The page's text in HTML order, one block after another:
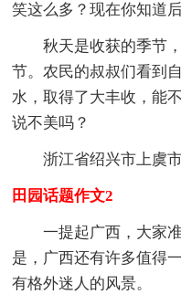
笑这么多？现在你知道
秋天是收获的季节
节。农民的叔叔们看到
水，取得了大丰收，能
说不美吗？
浙江省绍兴市上虞
田园话题作文2
一提起广西，大家
是，广西还有许多值得
有格外迷人的风景。